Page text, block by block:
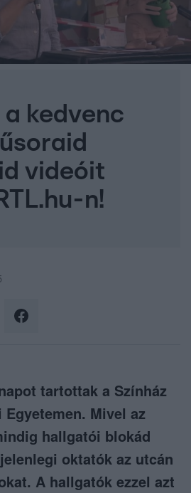
a kedvenc
videóit
n!
tartottak a Színház
Mivel az
hallgatói blokád
oktatók az utcán
A hallgatók ezzel azt